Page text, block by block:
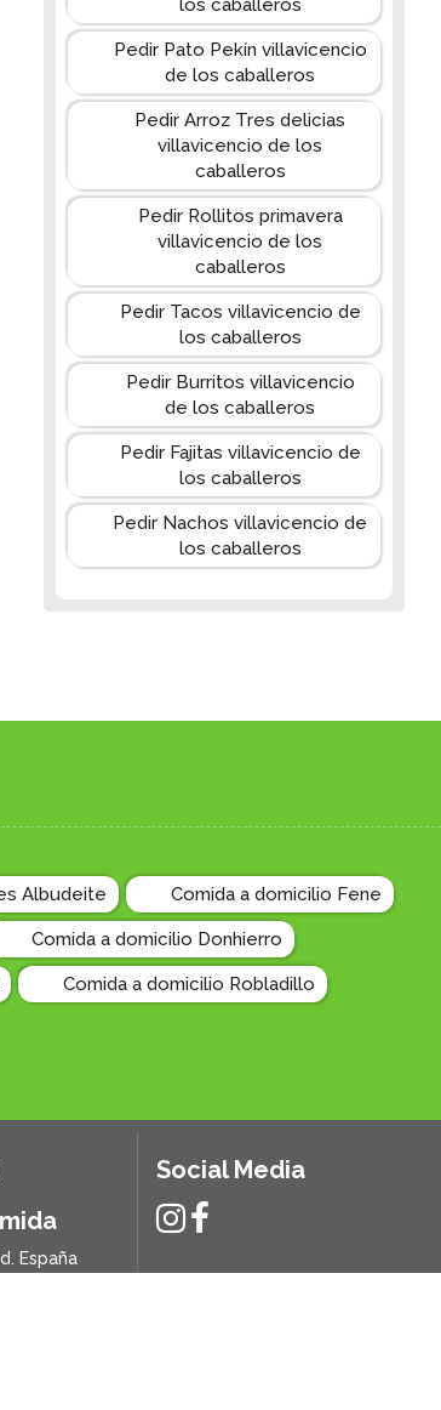
los caballeros
Pedir Pato Pekín villavicencio
de los caballeros
Pedir Arroz Tres delicias
villavicencio de los
caballeros
Pedir Rollitos primavera
villavicencio de los
caballeros
Pedir Tacos villavicencio de
los caballeros
Pedir Burritos villavicencio
de los caballeros
Pedir Fajitas villavicencio de
los caballeros
Pedir Nachos villavicencio de
los caballeros
Albudeite Comida a domicilio Fene
Comida a domicilio Donhierro
Comida a domicilio Robladillo
España
Social Media